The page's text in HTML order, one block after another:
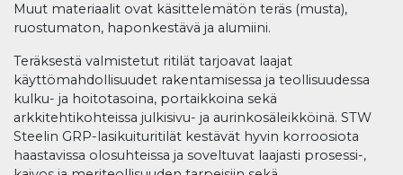
Muut materiaalit ovat käsittelemätön teräs (musta),
ruostumaton, haponkestävä ja alumiini.
Teräksestä valmistetut ritilät tarjoavat laajat
käyttömahdollisuudet rakentamisessa ja teollisuudessa
kulku- ja hoitotasoina, portaikkoina sekä
arkkitehtikohteissa julkisivu- ja aurinkosäleikköinä. STW
Steelin GRP-lasikuituritilät kestävät hyvin korroosiota
haastavissa olosuhteissa ja soveltuvat laajasti prosessi-,